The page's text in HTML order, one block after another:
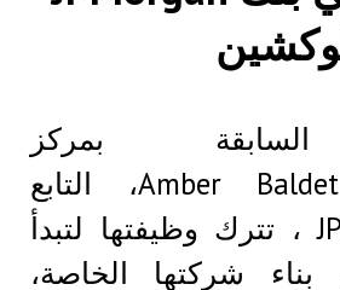
بمركز
البلوكتشين Amber Baldet، التابع
لبنك JPMorgan ، تترك وظيفتها لتبدأ
شركتها الخاصة،